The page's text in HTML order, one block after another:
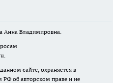
Анна Владимировна.
сайте, охраняется в
РФ об авторском праве и не